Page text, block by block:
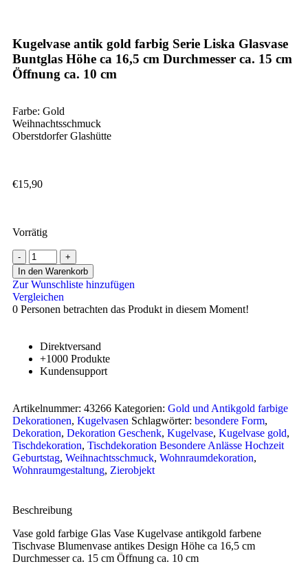
Kugelvase antik gold farbig Serie Liska Glasvase
Buntglas Höhe ca 16,5 cm Durchmesser ca. 15 cm
Öffnung ca. 10 cm
Farbe: Gold
Weihnachtsschmuck
Oberstdorfer Glashütte
€15,90
Vorrätig
In den Warenkorb
Zur Wunschliste hinzufügen
Vergleichen
0 Personen betrachten das Produkt in diesem Moment!
Direktversand
+1000 Produkte
Kundensupport
Artikelnummer: 43266 Kategorien: Gold und Antikgold farbige
Dekorationen, Kugelvasen Schlagwörter: besondere Form,
Dekoration, Dekoration Geschenk, Kugelvase, Kugelvase gold,
Tischdekoration, Tischdekoration Besondere Anlässe Hochzeit
Geburtstag, Weihnachtsschmuck, Wohnraumdekoration,
Wohnraumgestaltung, Zierobjekt
Beschreibung
Vase gold farbige Glas Vase Kugelvase antikgold farbene
Tischvase Blumenvase antikes Design Höhe ca 16,5 cm
Durchmesser ca. 15 cm Öffnung ca. 10 cm